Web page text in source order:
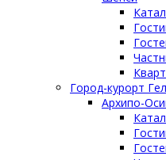
Город-курорт
Архипо-